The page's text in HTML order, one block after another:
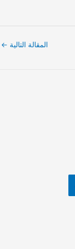
المقالة التالية ←